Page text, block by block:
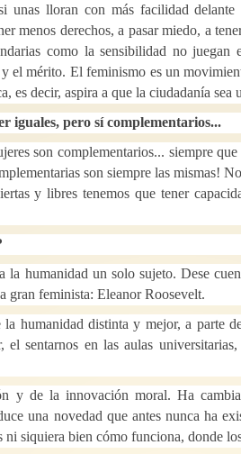
unas lloran con más facilidad delante
menos derechos, a pasar miedo, a
como la sensibilidad no
el mérito. El feminismo es un
decir, aspira a que la ciudadanía sea
iguales, pero sí complementarios...
son complementarios... siempre
son siempre las mismas!
y libres tenemos que tener
humanidad un solo sujeto. Dese
gran feminista: Eleanor Roosevelt.
humanidad distinta y mejor, a parte
sentarnos en las aulas
y de la innovación moral. Ha
una novedad que antes nunca ha
siquiera bien cómo funciona, donde